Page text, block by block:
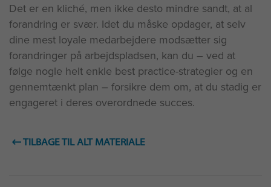
Det er en kliché, men ikke desto mindre sandt, at al
forandring er svær. Idet du måske opdager, at selv
dine mest loyale medarbejdere modsætter sig
forandringer på arbejdspladsen, kan du – ved at
følge nogle helt enkle best practice-strategier og en
gennemtænkt plan – forsikre dem om, at du stadig er
engageret i deres overordnede succes.
TILBAGE TIL ALT MATERIALE